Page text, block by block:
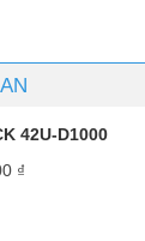
42U-D1000
₫